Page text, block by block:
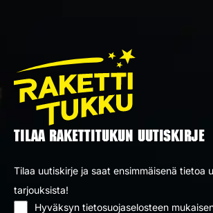
TILAA RAKETTITUKUN UUTISKIRJE
Tilaa uutiskirje ja saat ensimmäisenä tietoa
tarjouksista!
Hyväksyn tietosuojaselosteen